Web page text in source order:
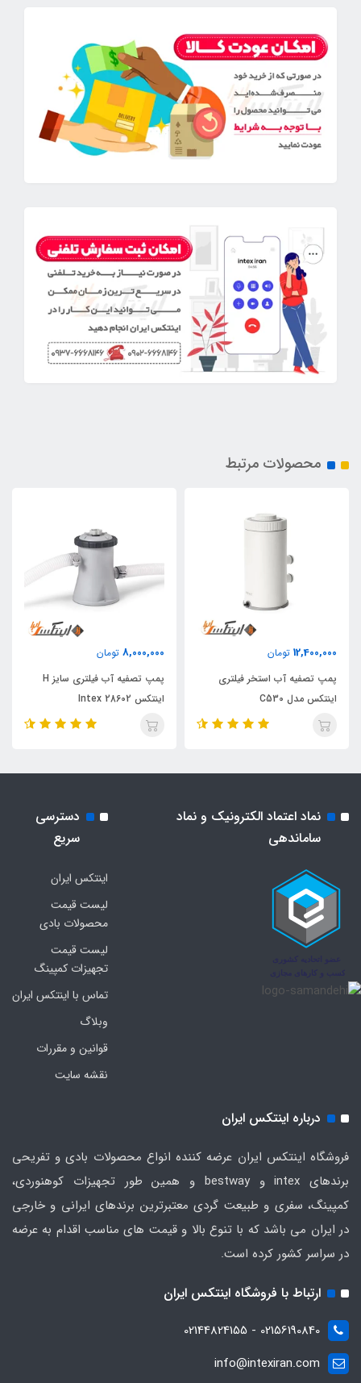
محصولات مرتبط
12,400,000 تومان
پمپ تصفیه آب استخر فیلتری
اینتکس مدل C530
8,000,000 تومان
پمپ تصفیه آب فیلتری سایز H
اینتکس Intex 28602
نماد اعتماد الکترونیک و نماد
ساماندهی
دسترسی
سریع
اینتکس ایران
لیست قیمت
محصولات بادی
لیست قیمت
تجهیزات کمپینگ
تماس با اینتکس ایران
وبلاگ
قوانین و مقررات
نقشه سایت
درباره اینتکس ایران
فروشگاه اینتکس ایران عرضه کننده انواع محصولات بادی و تفریحی
برندهای intex و bestway و همین طور تجهیزات کوهنوردی،
کمپینگ، سفری و طبیعت گردی معتبرترین برندهای ایرانی و خارجی
در ایران می باشد که با تنوع بالا و قیمت های مناسب اقدام به عرضه
در سراسر کشور کرده است.
ارتباط با فروشگاه اینتکس ایران
02156190840 - 02144824155
info@intexiran.com